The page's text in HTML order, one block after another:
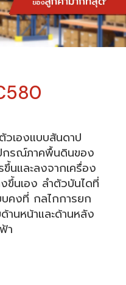
วเองแบบสันดาป
กรณ์ภาคพื้นดินของ
นและลงจากเครื่อง
ขึ้นเอง ลำตัวบันไดที่
บคงที่ กลไกการยก
นหน้าและด้านหลัง
า